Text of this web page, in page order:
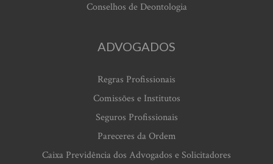
Conselhos de Deontologia
ADVOGADOS
Regras Profissionais
Comissões e Institutos
Seguros Profissionais
Pareceres da Ordem
Caixa Previdência dos Advogados e Solicitadores